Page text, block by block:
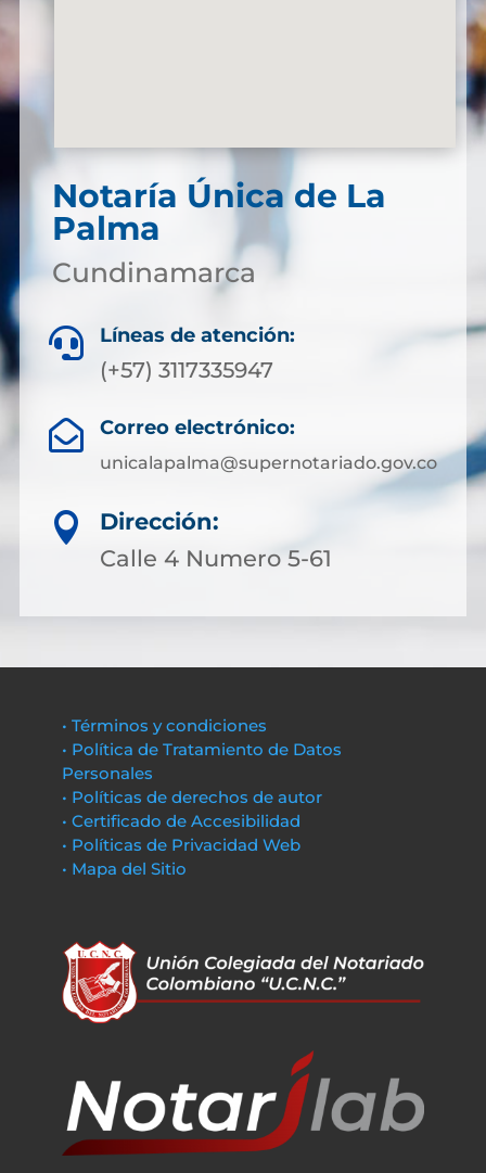
Notaría Única de La
Palma
Cundinamarca
 Líneas de atención:
(+57) 3117335947
 Correo electrónico:
unicalapalma@supernotariado.gov.co

Dirección:
Calle 4 Numero 5-61
• Términos y condiciones
• Política de Tratamiento de Datos
Personales
• Políticas de derechos de autor
• Certificado de Accesibilidad
• Políticas de Privacidad Web
• Mapa del Sitio